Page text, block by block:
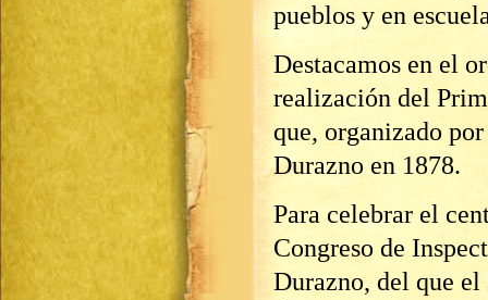
pueblos y en
Destacamos en el
realización del
que, organizado
Durazno en 1878.
Para celebrar el
Congreso de
Durazno, del que